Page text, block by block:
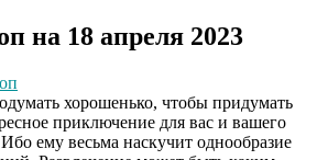
на 18 апреля 2023
хорошенько, чтобы придумать
приключение для вас и вашего
ему весьма наскучит однообразие